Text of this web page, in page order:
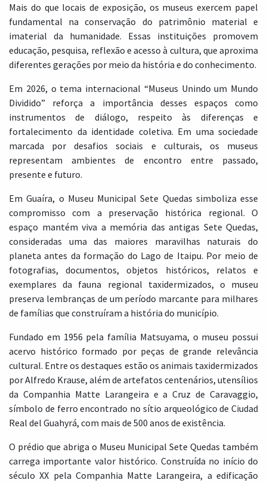
Mais do que locais de exposição, os museus exercem papel
fundamental na conservação do patrimônio material e
imaterial da humanidade. Essas instituições promovem
educação, pesquisa, reflexão e acesso à cultura, que aproxima
diferentes gerações por meio da história e do conhecimento.
Em 2026, o tema internacional “Museus Unindo um Mundo
Dividido” reforça a importância desses espaços como
instrumentos de diálogo, respeito às diferenças e
fortalecimento da identidade coletiva. Em uma sociedade
marcada por desafios sociais e culturais, os museus
representam ambientes de encontro entre passado,
presente e futuro.
Em Guaíra, o Museu Municipal Sete Quedas simboliza esse
compromisso com a preservação histórica regional. O
espaço mantém viva a memória das antigas Sete Quedas,
consideradas uma das maiores maravilhas naturais do
planeta antes da formação do Lago de Itaipu. Por meio de
fotografias, documentos, objetos históricos, relatos e
exemplares da fauna regional taxidermizados, o museu
preserva lembranças de um período marcante para milhares
de famílias que construíram a história do município.
Fundado em 1956 pela família Matsuyama, o museu possui
acervo histórico formado por peças de grande relevância
cultural. Entre os destaques estão os animais taxidermizados
por Alfredo Krause, além de artefatos centenários, utensílios
da Companhia Matte Larangeira e a Cruz de Caravaggio,
símbolo de ferro encontrado no sítio arqueológico de Ciudad
Real del Guahyrá, com mais de 500 anos de existência.
O prédio que abriga o Museu Municipal Sete Quedas também
carrega importante valor histórico. Construída no início do
século XX pela Companhia Matte Larangeira, a edificação